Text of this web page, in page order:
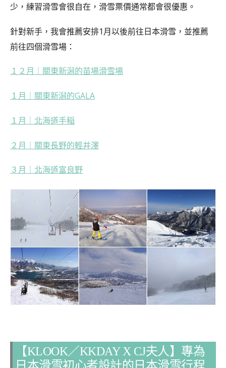
少，練習滑雪會很自在，滑雪票價通常都會很優惠。
針對新手，我會推薦安排1月以後前往日本滑雪，並推薦
前往四個滑雪場：
１２月｜關東新潟的苗場滑雪場
１月 關東新潟的GALA
１月 北海道手稲
２月 關東長野的輕井澤
３月 北海道富良野
【KLOOK／KKDAYX CJ夫人】 專為